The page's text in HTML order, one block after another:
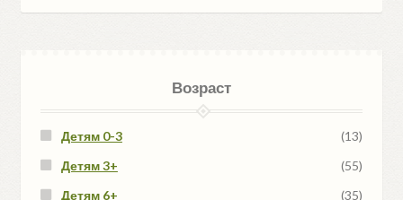
Возраст
Детям 0-3
(13)
Детям 3+
(55)
Детям 6+
(35)